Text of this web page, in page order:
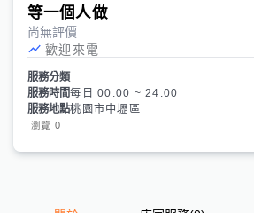
等一個人做
尚無評價
歡迎來電
服務分類
服務時間每日 00:00 ~ 24:00
服務地點桃園市中壢區
瀏覽 0